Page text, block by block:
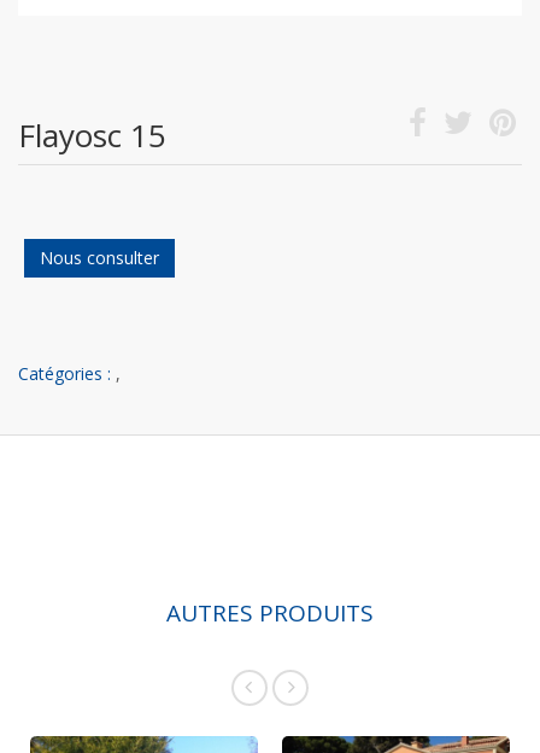
Flayosc 15
Nous consulter
Catégories : ,
AUTRES PRODUITS